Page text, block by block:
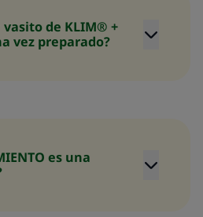
de KLIM® +
vez preparado?
es una